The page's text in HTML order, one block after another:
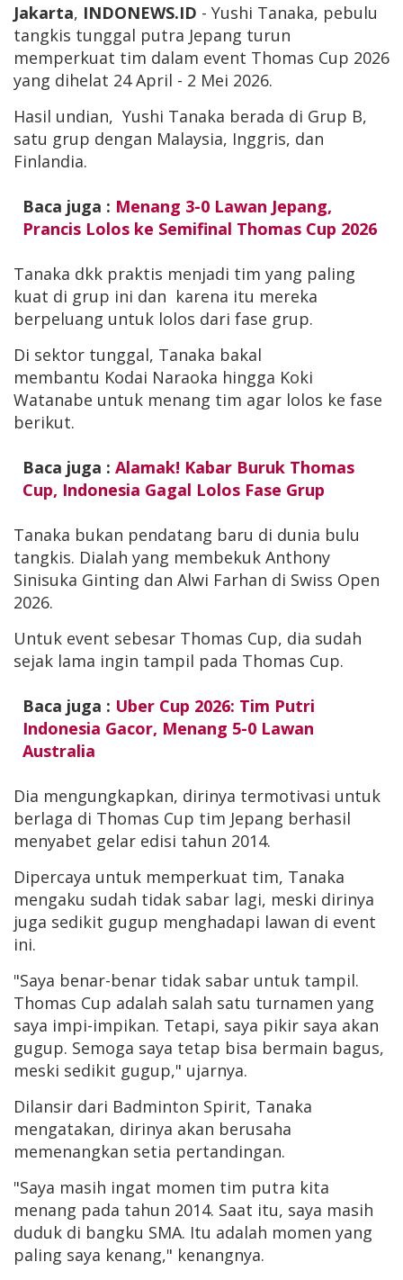
Jakarta, INDONEWS.ID - Yushi Tanaka, pebulu
tangkis tunggal putra Jepang turun
memperkuat tim dalam event Thomas Cup 2026
yang dihelat 24 April - 2 Mei 2026.
Hasil undian, Yushi Tanaka berada di Grup B,
satu grup dengan Malaysia, Inggris, dan
Finlandia.
Baca juga : Menang 3-0 Lawan Jepang,
Prancis Lolos ke Semifinal Thomas Cup 2026
Tanaka dkk praktis menjadi tim yang paling
kuat di grup ini dan karena itu mereka
berpeluang untuk lolos dari fase grup.
Di sektor tunggal, Tanaka bakal
membantu Kodai Naraoka hingga Koki
Watanabe untuk menang tim agar lolos ke fase
berikut.
Baca juga : Alamak! Kabar Buruk Thomas
Cup, Indonesia Gagal Lolos Fase Grup
Tanaka bukan pendatang baru di dunia bulu
tangkis. Dialah yang membekuk Anthony
Sinisuka Ginting dan Alwi Farhan di Swiss Open
2026.
Untuk event sebesar Thomas Cup, dia sudah
sejak lama ingin tampil pada Thomas Cup.
Baca juga : Uber Cup 2026: Tim Putri
Indonesia Gacor, Menang 5-0 Lawan
Australia
Dia mengungkapkan, dirinya termotivasi untuk
berlaga di Thomas Cup tim Jepang berhasil
menyabet gelar edisi tahun 2014.
Dipercaya untuk memperkuat tim, Tanaka
mengaku sudah tidak sabar lagi, meski dirinya
juga sedikit gugup menghadapi lawan di event
ini.
"Saya benar-benar tidak sabar untuk tampil.
Thomas Cup adalah salah satu turnamen yang
saya impi-impikan. Tetapi, saya pikir saya akan
gugup. Semoga saya tetap bisa bermain bagus,
meski sedikit gugup," ujarnya.
Dilansir dari Badminton Spirit, Tanaka
mengatakan, dirinya akan berusaha
memenangkan setia pertandingan.
"Saya masih ingat momen tim putra kita
menang pada tahun 2014. Saat itu, saya masih
duduk di bangku SMA. Itu adalah momen yang
paling saya kenang," kenangnya.